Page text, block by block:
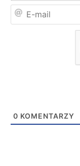
0 KOMENTARZY